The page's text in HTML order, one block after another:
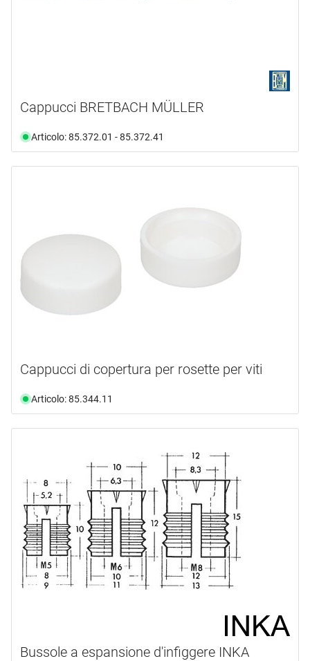
Cappucci BRETBACH MÜLLER
Articolo: 85.372.01 - 85.372.41
Cappucci di copertura per rosette per viti
Articolo: 85.344.11
Bussole a espansione d'infiggere INKA